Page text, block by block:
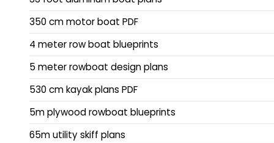
350 cm motor boat PDF
4 meter row boat blueprints
5 meter rowboat design plans
530 cm kayak plans PDF
5m plywood rowboat blueprints
65m utility skiff plans